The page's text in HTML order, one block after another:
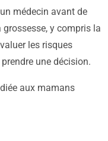
médecin avant de
y compris la
les risques
une décision.
aux mamans